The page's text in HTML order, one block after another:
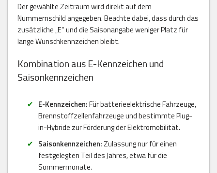
Der gewählte Zeitraum wird direkt auf dem
Nummernschild angegeben. Beachte dabei, dass durch das
zusätzliche „E“ und die Saisonangabe weniger Platz für
lange Wunschkennzeichen bleibt.
Kombination aus E-Kennzeichen und
Saisonkennzeichen
E-Kennzeichen:Für batterieelektrische Fahrzeuge,
Brennstoffzellenfahrzeuge und bestimmte Plug-
in-Hybride zur Förderung der Elektromobilität.
Saisonkennzeichen:Zulassung nur für einen
festgelegten Teil des Jahres, etwa für die
Sommermonate.